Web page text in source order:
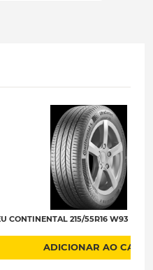
CONTINENTAL 215/55R16 W93
ADICIONAR AO